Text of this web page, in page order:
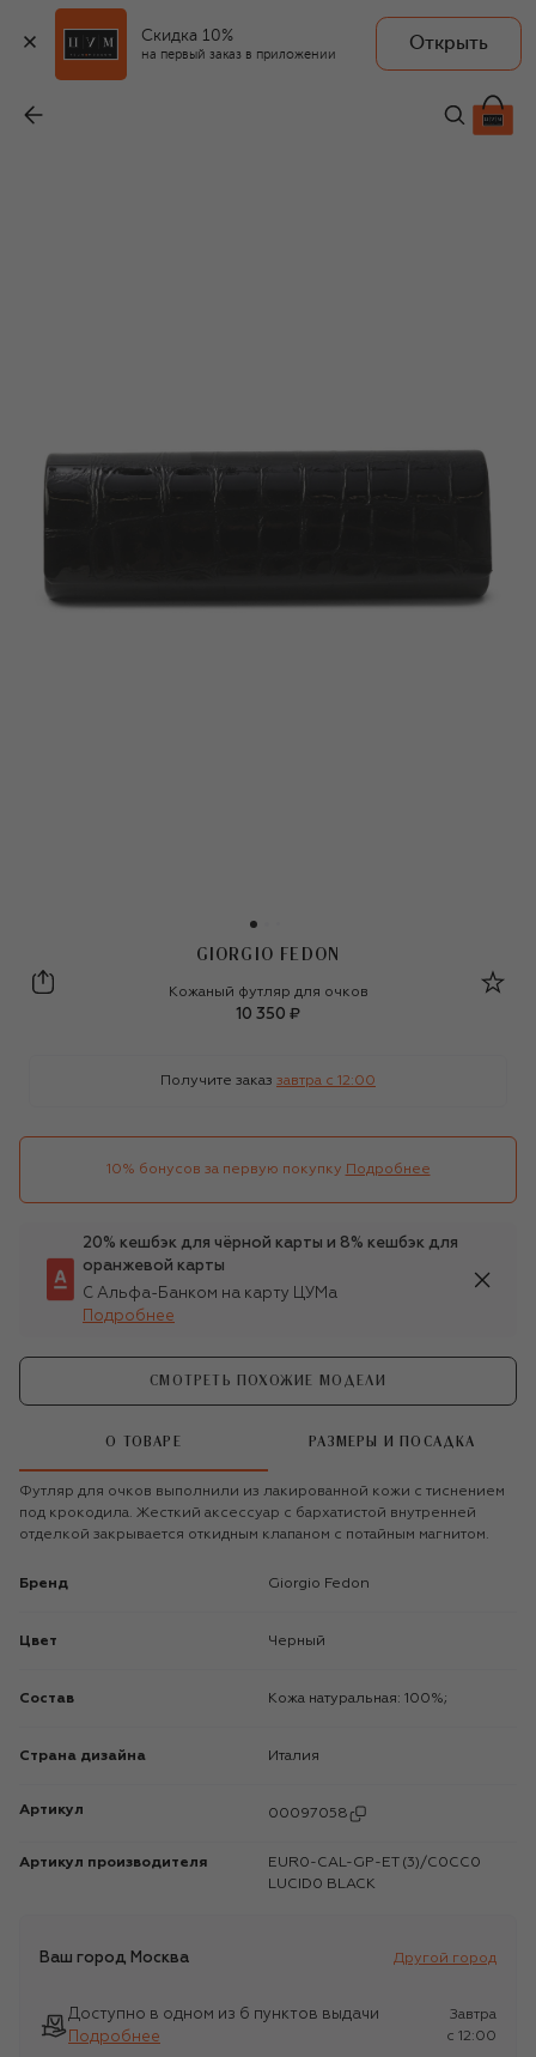
Скидка 10%
на первый заказ в приложении
Открыть
GIORGIO FEDON
10 350 ₽
GIORGIO FEDON
Giorgio Fedon
Кожаный футляр для очков
10 350 ₽
Получите заказ завтра c 12:00
10% бонусов за первую покупку Подробнее
20% кешбэк для чёрной карты и 8% кешбэк для
оранжевой карты
С Альфа-Банком на карту ЦУМа
Подробнее
СМОТРЕТЬ ПОХОЖИЕ МОДЕЛИ
О ТОВАРЕ РАЗМЕРЫ И ПОСАДКА
Футляр для очков выполнили из лакированной кожи с тиснением
под крокодила. Жесткий аксессуар с бархатистой внутренней
отделкой закрывается откидным клапаном с потайным магнитом.
Бренд Giorgio Fedon
Цвет Черный
Состав Кожа натуральная: 100%;
Страна дизайна Италия
Артикул 00097058
Артикул производителя
EUR0-CAL-GP-ET (3)/C0CC0
LUCID0 BLACK
Ваш город Москва Другой город
Доступно в одном из 6 пунктов выдачи
Подробнее
Завтра
c 12:00